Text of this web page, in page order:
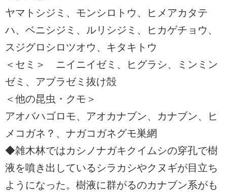
ヤマトシジミ、モンシロトウ、ヒメアカタテ
ハ、ベニシジミ、ルリシジミ、ヒカゲチョウ、
スジグロシロツオウ、キタキトウ
＜セミ＞ ニイニイゼミ、ヒグラシ、ミンミン
ゼミ、アブラゼミ抜け殻
＜他の昆虫・クモ＞
アオバハゴロモ、アオカナブン、カナブン、ヒ
メコガネ？、ナガコガネグモ巣網
◆雑木林ではカシノナガキクイムシの穿孔で樹
液を噴き出しているシラカシやクヌギが目立ち
ようになった。樹液に群がるのカナブン系がも